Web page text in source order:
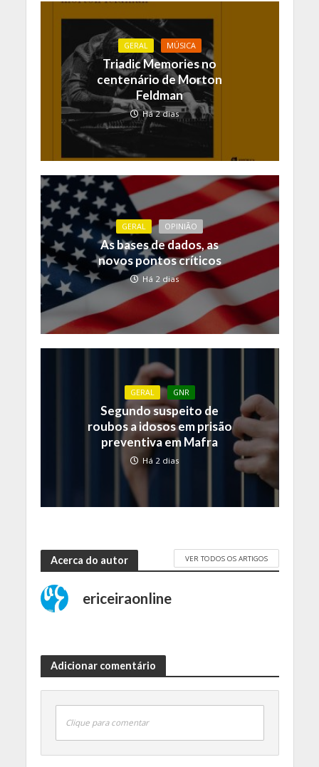
GERAL MÚSICA
Triadic Memories no
centenário de Morton
Feldman
Há 2 dias
GERAL OPINIÃO
As bases de dados, as
novos pontos críticos
Há 2 dias
GERAL GNR
Segundo suspeito de
roubos a idosos em prisão
preventiva em Mafra
Há 2 dias
Acerca do autor VER TODOS OS ARTIGOS
ericeiraonline
Adicionar comentário
Clique para comentar